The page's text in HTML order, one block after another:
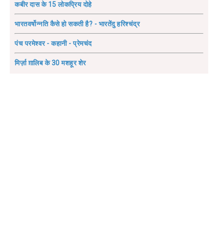
कबीर दास के 15 लोकप्रिय दोहे
भारतवर्षोन्नति कैसे हो सकती है? - भारतेंदु हरिश्चंद्र
पंच परमेश्वर - कहानी - प्रेमचंद
मिर्ज़ा ग़ालिब के 30 मशहूर शेर